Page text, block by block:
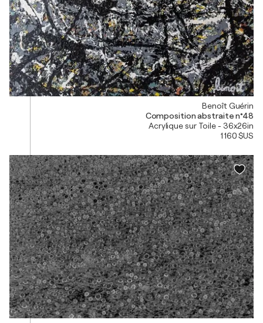
Benoît Guérin
Composition abstraite n°48
Acrylique sur Toile - 36x26in
1 160 $US